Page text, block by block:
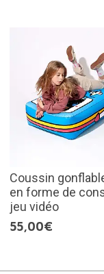
Coussin
en forme de
jeu vidéo
55,00€